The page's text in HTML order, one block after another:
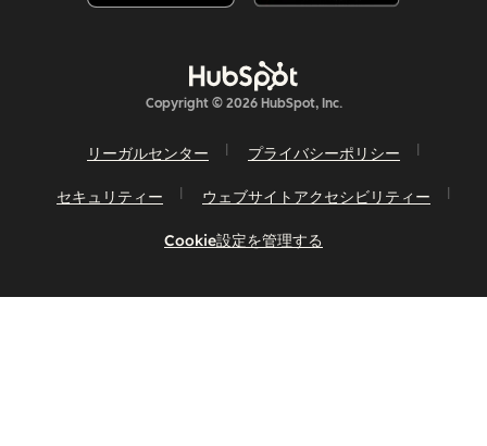
Copyright © 2026 HubSpot, Inc.
リーガルセンター プライバシーポリシー
セキュリティー ウェブサイトアクセシビリティー
Cookie設定を管理する